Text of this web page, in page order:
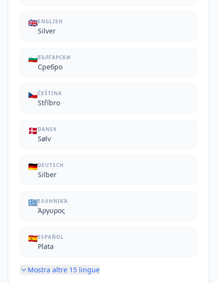
🇬🇧ENGLISH
Silver
🇧🇬БЪЛГАРСКИ
Сребро
🇨🇿ČEŠTINA
Stříbro
🇩🇰 DANSK
Sølv
🇩🇪DEUTSCH
Silber
🇬🇷ΕΛΛΗΝΙΚΆ
Άργυρος
🇪🇸ESPAÑOL
Plata
Mostra altre 15 lingue